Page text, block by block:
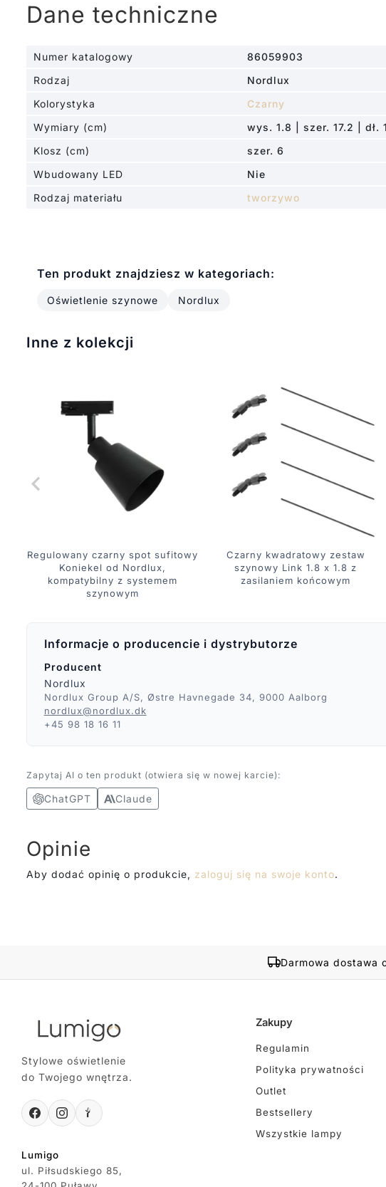
Dane techniczne
Numer katalogowy 86059903
Rodzaj
Nordlux
Kolorystyka
Czarny
Wymiary (cm)
wys. 1.8 | szer. 17.2 | dł.
Klosz (cm)
szer. 6
Wbudowany LED
Nie
Rodzaj materiału
tworzywo
Ten produkt znajdziesz w kategoriach:
Oświetlenie szynowe Nordlux
Inne z kolekcji
Regulowany czarny spot sufitowy
Koniekel od Nordlux,
kompatybilny z systemem
szynowym
Czarny kwadratowy zestaw
szynowy Link 1.8 x 1.8 z
zasilaniem końcowym
Informacje o producencie i dystrybutorze
Producent
Nordlux
Nordlux Group A/S, Østre Havnegade 34, 9000 Aalborg
nordlux@nordlux.dk
+45 98 18 16 11
Zapytaj AI o ten produkt (otwiera się w nowej karcie):
ChatGPT Claude
Opinie
Aby dodać opinię o produkcie, zaloguj się na swoje konto.
Darmowa dostawa
Stylowe oświetlenie
do Twojego wnętrza.
Lumigo
ul. Piłsudskiego 85,
Zakupy
Regulamin
Polityka prywatności
Outlet
Bestsellery
Wszystkie lampy